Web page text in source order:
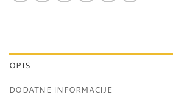
OPIS
DODATNE INFORMACIJE